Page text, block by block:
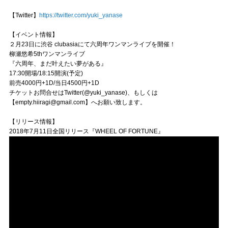
【Twitter】 https://twitter.com/yuki_yanase
【イベント情報】
２月23日に渋谷 clubasiaにて六周年ワンマンライブを開催！
柳瀬悠希5thワンマンライブ
『六周年、まだ叶えたい夢がある』
17:30開場/18:15開演(予定)
前売4000円+1D/当日4500円+1D
チケットお問合せはTwitter(@yuki_yanase)、もしくは
【empty.hiiragi@gmail.com】へお願い致します。
【リリース情報】
2018年7月11日全国リリース『WHEEL OF FORTUNE』